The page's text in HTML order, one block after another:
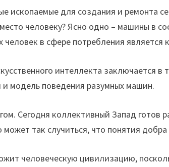
ископаемые для создания и ремонта
человеку? Ясно одно – машины в
в сфере потребления является
интеллекта заключается
модель поведения разумных машин.
Сегодня коллективный Запад готов
так случиться, что понятия
человеческую цивилизацию,